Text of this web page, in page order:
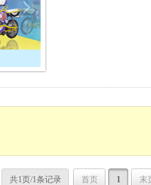
共1页/1条记录 首页 1 末